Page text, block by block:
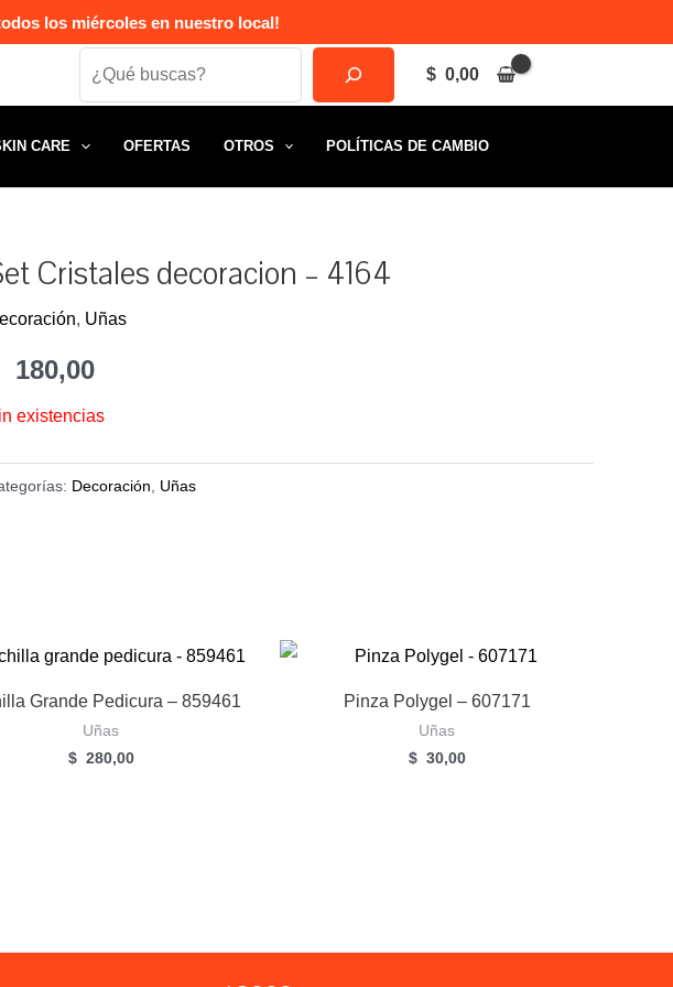
los miércoles en nuestro local!
Search
$ 0,00
CARE OFERTAS OTROS POLÍTICAS DE CAMBIO
Cristales decoracion – 4164
, Uñas
180,00
existencias
Decoración Uñas
Grande Pedicura – 859461
Uñas
$ 280,00
Pinza Polygel – 607171
Uñas
$ 30,00